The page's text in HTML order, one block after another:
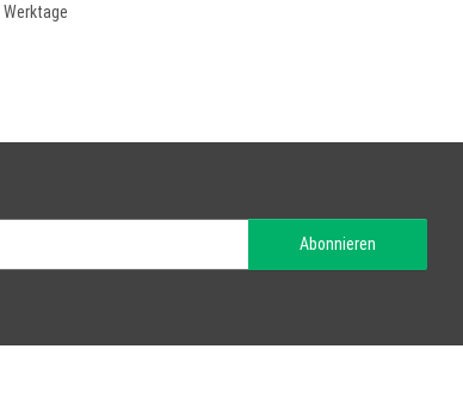
Abonnieren